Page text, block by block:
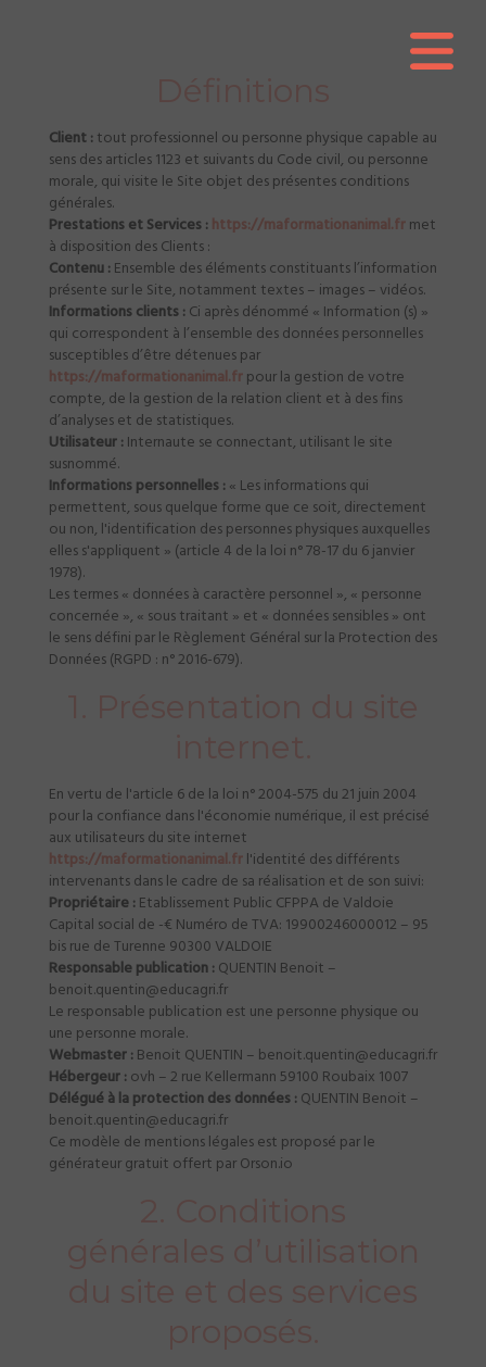
Client :tout professionnel ou personne physique capable au
sens des articles 1123 et suivants du Code civil, ou personne
morale, qui visite le Site objet des présentes conditions
générales.
Prestations et Services : https://maformationanimal.frmet
à disposition des Clients :
Contenu :Ensemble des éléments constituants l’information
présente sur le Site, notamment textes – images – vidéos.
Informations clients :Ci après dénommé « Information (s) »
qui correspondent à l’ensemble des données personnelles
susceptibles d’être détenues par
https://maformationanimal.frpour la gestion de votre
compte, de la gestion de la relation client et à des fins
d’analyses et de statistiques.
Utilisateur :Internaute se connectant, utilisant le site
susnommé.
Informations personnelles :« Les informations qui
permettent, sous quelque forme que ce soit, directement
ou non, l'identification des personnes physiques auxquelles
elles s'appliquent » (article 4 de la loi n° 78-17 du 6 janvier
1978).
Les termes « données à caractère personnel », « personne
concernée », « sous traitant » et « données sensibles » ont
le sens défini par le Règlement Général sur la Protection des
Données (RGPD : n° 2016-679).
En vertu de l'article 6 de la loi n° 2004-575 du 21 juin 2004
pour la confiance dans l'économie numérique, il est précisé
aux utilisateurs du site internet
https://maformationanimal.frl'identité des différents
intervenants dans le cadre de sa réalisation et de son suivi:
Propriétaire :Etablissement Public CFPPA de Valdoie
Capital social de -€ Numéro de TVA: 19900246000012 – 95
bis rue de Turenne 90300 VALDOIE
Responsable publication :QUENTIN Benoit –
benoit.quentin@educagri.fr
Le responsable publication est une personne physique ou
une personne morale.
Webmaster :Benoit QUENTIN – benoit.quentin@educagri.fr
Hébergeur :ovh – 2 rue Kellermann 59100 Roubaix 1007
Délégué à la protection des données :QUENTIN Benoit –
benoit.quentin@educagri.fr
Ce modèle de mentions légales est proposé par le
générateur gratuit offert par Orson.io